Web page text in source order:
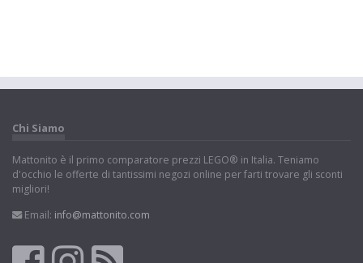
Chi Siamo
Mattonito è il primo comparatore prezzi LEGO® in Italia. Teniamo
d'occhio le offerte di tantissimi negozi online per farti trovare gli sconti
migliori!
Email: info@mattonito.com